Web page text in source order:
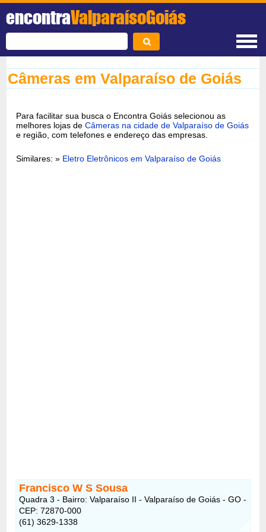
encontraValparaísoGoiás
Câmeras em Valparaíso de Goiás
Para facilitar sua busca o Encontra Goiás selecionou as
melhores lojas deCâmeras na cidade de Valparaíso de Goiás
e região, com telefones e endereço das empresas.
Similares: » Eletro Eletrônicos em Valparaíso de Goiás
Francisco W S Sousa
Quadra 3 - Bairro: Valparaíso II - Valparaíso de Goiás - GO -
CEP: 72870-000
(61) 3629-1338